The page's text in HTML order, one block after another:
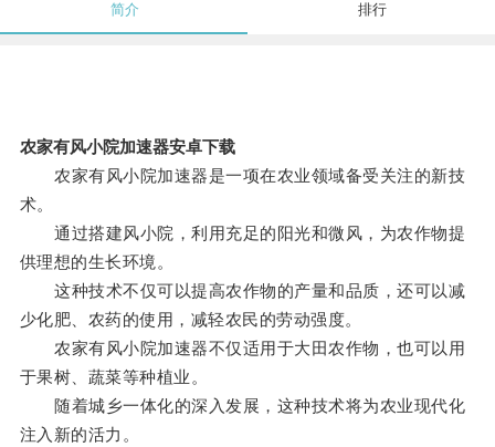
简介 排行
农家有风小院加速器安卓下载
农家有风小院加速器是一项在农业领域备受关注的新技
术。
通过搭建风小院，利用充足的阳光和微风，为农作物提
供理想的生长环境。
这种技术不仅可以提高农作物的产量和品质，还可以减
少化肥、农药的使用，减轻农民的劳动强度。
农家有风小院加速器不仅适用于大田农作物，也可以用
于果树、蔬菜等种植业。
随着城乡一体化的深入发展，这种技术将为农业现代化
注入新的活力。